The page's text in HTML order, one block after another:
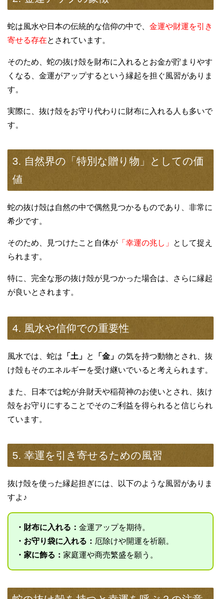
蛇は風水や日本の伝統的な信仰の中で、 金運や財運を引き
寄せる存在とされています。
そのため、蛇の抜け殻を財布に入れるとお金が貯まりやす
くなる、金運がアップするという縁起を担ぐ風習がありま
す。
実際に、抜け殻をお守り代わりに財布に入れる人も多いで
す。
3. 自然界の「特別な贈り物」としての価
値
蛇の抜け殻は自然の中で偶然見つかるものであり、非常に
希少です。
そのため、見つけたこと自体が 「幸運の兆し」
として捉え
られます。
特に、完全な形の抜け殻が見つかった場合は、さらに縁起
が良いとされます。
4. 風水や信仰での重要性
風水では、蛇は 「土」 と 「金」 の気を持つ動物とされ、抜
け殻もそのエネルギーを受け継いでいると考えられます。
また、日本では蛇が弁財天や稲荷神のお使いとされ、抜け
殻をお守りにすることでそのご利益を得られると信じられ
ています。
5. 幸運を引き寄せるための風習
抜け殻を使った縁起担ぎには、以下のような風習がありま
すよ♪
・財布に入れる： 金運アップを期待。
・お守り袋に入れる： 厄除けや開運を祈願。
・家に飾る： 家庭運や商売繁盛を願う。